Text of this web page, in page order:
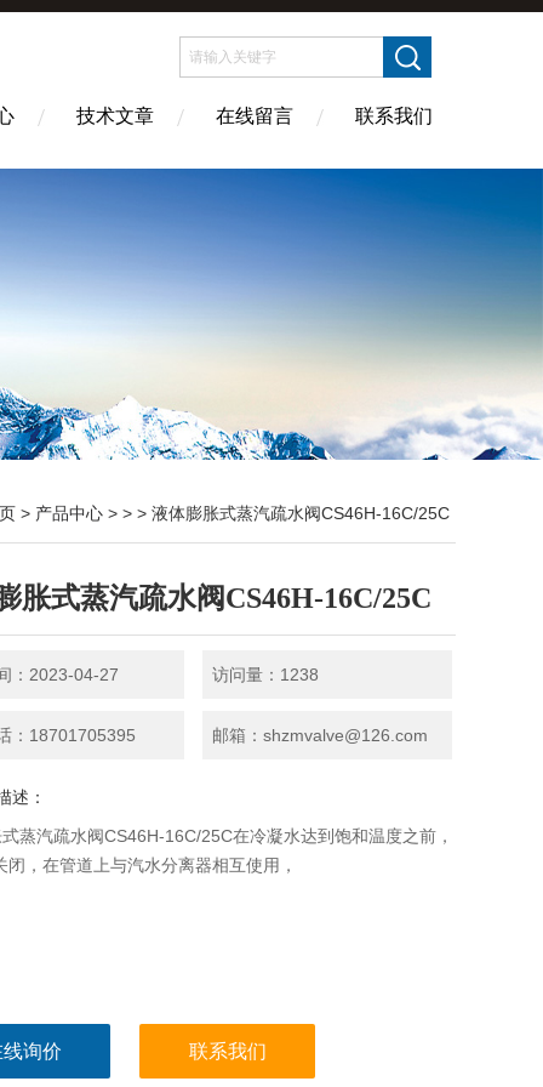
技术文章 在线留言 联系我们
> 产品中心 > > > 液体膨胀式蒸汽疏水阀CS46H-16C/25C
胀式蒸汽疏水阀CS46H-16C/25C
：2023-04-27 访问量：1238
：18701705395 邮箱：shzmvalve@126.com
述：
蒸汽疏水阀CS46H-16C/25C在冷凝水达到饱和温度之前，
闭，在管道上与汽水分离器相互使用，
询价 联系我们